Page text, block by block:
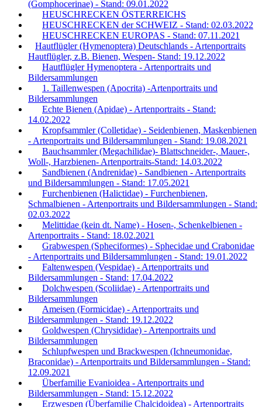
(Gomphocerinae) - Stand: 09.01.2022
HEUSCHRECKEN ÖSTERREICHS
HEUSCHRECKEN der SCHWEIZ - Stand: 02.03.2022
HEUSCHRECKEN EUROPAS - Stand: 07.11.2021
Hautflügler (Hymenoptera) Deutschlands - Artenportraits
Hautflügler, z.B. Bienen, Wespen- Stand: 19.12.2022
Hautflügler Hymenoptera - Artenportraits und
Bildersammlungen
1. Taillenwespen (Apocrita) -Artenportraits und
Bildersammlungen
Echte Bienen (Apidae) - Artenportraits - Stand:
14.02.2022
Kropfsammler (Colletidae) - Seidenbienen, Maskenbienen
- Artenportraits und Bildersammlungen - Stand: 19.08.2021
Bauchsammler (Megachilidae)- Blattschneider-, Mauer-,
Woll-, Harzbienen- Artenportraits-Stand: 14.03.2022
Sandbienen (Andrenidae) - Sandbienen - Artenportraits
und Bildersammlungen - Stand: 17.05.2021
Furchenbienen (Halictidae) - Furchenbienen,
Schmalbienen - Artenportraits und Bildersammlungen - Stand:
02.03.2022
Melittidae (kein dt. Name) - Hosen-, Schenkelbienen -
Artenportraits - Stand: 18.02.2021
Grabwespen (Spheciformes) - Sphecidae und Crabonidae
- Artenportraits und Bildersammlungen - Stand: 19.01.2022
Faltenwespen (Vespidae) - Artenportraits und
Bildersammlungen - Stand: 17.04.2022
Dolchwespen (Scoliidae) - Artenportraits und
Bildersammlungen
Ameisen (Formicidae) - Artenportraits und
Bildersammlungen - Stand: 19.12.2022
Goldwespen (Chrysididae) - Artenportraits und
Bildersammlungen
Schlupfwespen und Brackwespen (Ichneumonidae,
Braconidae) - Artenportraits und Bildersammlungen - Stand:
12.09.2021
Überfamilie Evanioidea - Artenportraits und
Bildersammlungen - Stand: 15.12.2022
Erzwespen (Überfamilie Chalcidoidea) - Artenportraits